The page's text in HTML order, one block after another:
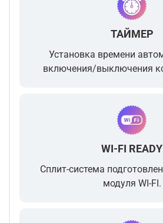
ТАЙМЕР
Установка времени
включения/выключения
WI-FI READY
Сплит-система
модуля WI-FI.